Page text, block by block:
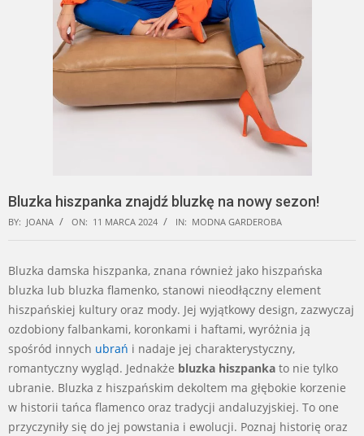
Bluzka hiszpanka znajdź bluzkę na nowy sezon!
BY: JOANA ON: 11 MARCA 2024 IN: MODNA GARDEROBA
Bluzka damska hiszpanka, znana również jako hiszpańska
bluzka lub bluzka flamenko, stanowi nieodłączny element
hiszpańskiej kultury oraz mody. Jej wyjątkowy design, zazwyczaj
ozdobiony falbankami, koronkami i haftami, wyróżnia ją
spośród innych ubrań i nadaje jej charakterystyczny,
romantyczny wygląd. Jednakże bluzka hiszpanka to nie tylko
ubranie. Bluzka z hiszpańskim dekoltem ma głębokie korzenie
w historii tańca flamenco oraz tradycji andaluzyjskiej. To one
przyczyniły się do jej powstania i ewolucji. Poznaj historię oraz